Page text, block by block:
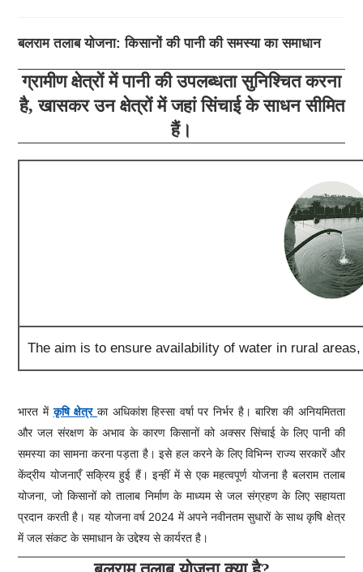
बलराम तलाब योजना: किसानों की पानी की समस्या का समाधान
ग्रामीण क्षेत्रों में पानी की उपलब्धता सुनिश्चित करना
है, खासकर उन क्षेत्रों में जहां सिंचाई के साधन सीमित
हैं।
The aim is to ensure availability of water in rural
भारत मेंकृषि क्षेत्र का अधिकांश हिस्सा वर्षा पर निर्भर है। बारिश की अनियमितता
और जल संरक्षण के अभाव के कारण किसानों को अक्सर सिंचाई के लिए पानी की
समस्या का सामना करना पड़ता है। इसे हल करने के लिए विभिन्न राज्य सरकारें और
केंद्रीय योजनाएँ सक्रिय हुई हैं। इन्हीं में से एक महत्वपूर्ण योजना है बलराम तलाब
योजना, जो किसानों को तालाब निर्माण के माध्यम से जल संग्रहण के लिए सहायता
प्रदान करती है। यह योजना वर्ष 2024 में अपने नवीनतम सुधारों के साथ कृषि क्षेत्र
में जल संकट के समाधान के उद्देश्य से कार्यरत है।